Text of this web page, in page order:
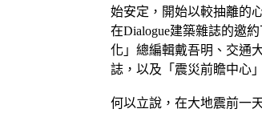
始安定，開始以較抽離的
在Dialogue建築雜誌的邀
化」總編輯戴吾明、交通
誌，以及「震災前瞻中心
何以立說，在大地震前一